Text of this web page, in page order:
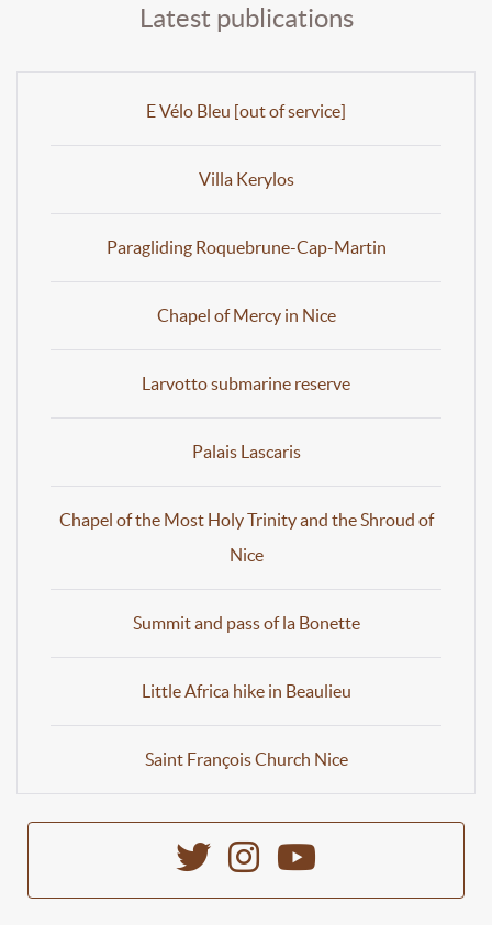
Latest publications
E Vélo Bleu [out of service]
Villa Kerylos
Paragliding Roquebrune-Cap-Martin
Chapel of Mercy in Nice
Larvotto submarine reserve
Palais Lascaris
Chapel of the Most Holy Trinity and the Shroud of
Nice
Summit and pass of la Bonette
Little Africa hike in Beaulieu
Saint François Church Nice